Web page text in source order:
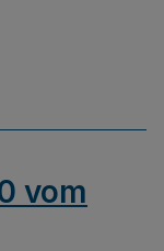
vom